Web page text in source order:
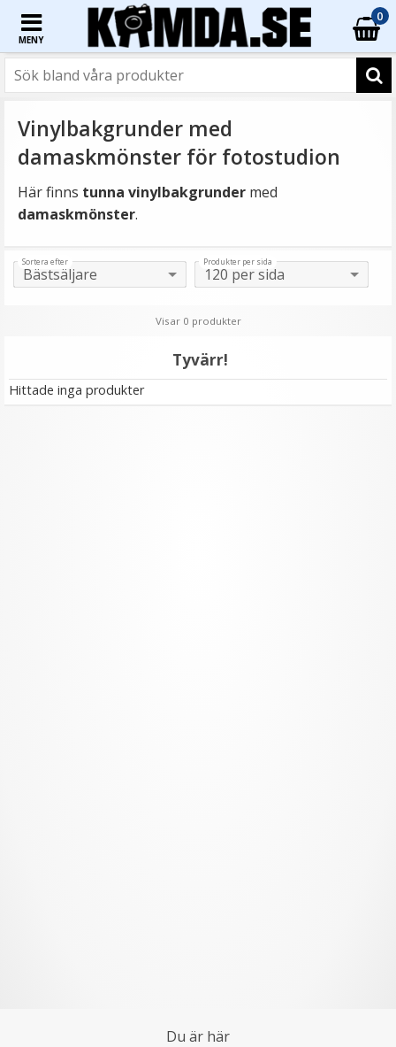
MENY
0
Vinylbakgrunder med
damaskmönster för fotostudion
Här finns tunna vinylbakgrunder med
damaskmönster.
Sortera efter Produkter per sida
Visar 0 produkter
Tyvärr!
Hittade inga produkter
Du är här